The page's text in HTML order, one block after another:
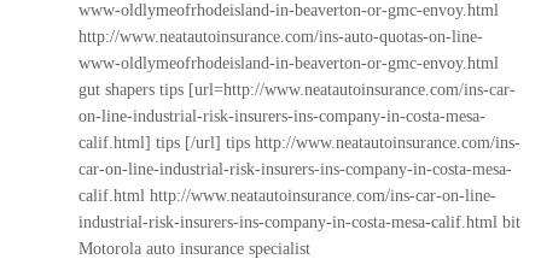
www-oldlymeofrhodeisland-in-beaverton-or-gmc-envoy.html
http://www.neatautoinsurance.com/ins-auto-quotas-on-line-
www-oldlymeofrhodeisland-in-beaverton-or-gmc-envoy.html
gut shapers tips [url=http://www.neatautoinsurance.com/ins-car-
on-line-industrial-risk-insurers-ins-company-in-costa-mesa-
calif.html] tips [/url] tips http://www.neatautoinsurance.com/ins-
car-on-line-industrial-risk-insurers-ins-company-in-costa-mesa-
calif.html http://www.neatautoinsurance.com/ins-car-on-line-
industrial-risk-insurers-ins-company-in-costa-mesa-calif.html bit
Motorola auto insurance specialist